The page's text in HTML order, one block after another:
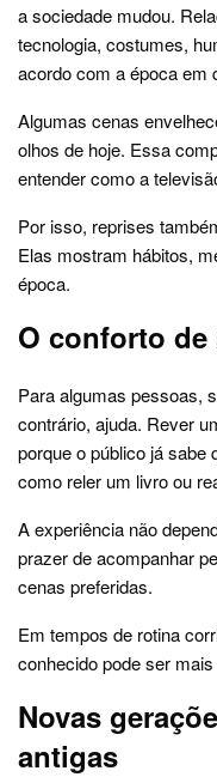
a sociedade mudou.
tecnologia, costumes,
acordo com a época em
Algumas cenas
olhos de hoje. Essa
entender como a
Por isso, reprises
Elas mostram hábitos,
época.
O conforto
Para algumas pessoas,
contrário, ajuda. Rever
porque o público já sabe
como reler um livro ou
A experiência não
prazer de acompanhar
cenas preferidas.
Em tempos de rotina
conhecido pode ser
Novas
antigas